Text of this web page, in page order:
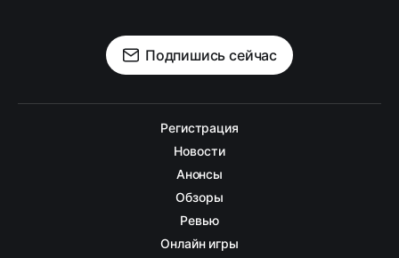
Подпишись сейчас
Регистрация
Новости
Анонсы
Обзоры
Ревью
Онлайн игры